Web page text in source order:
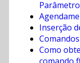
Inserção
Como